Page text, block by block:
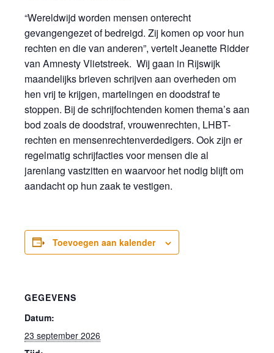
“Wereldwijd worden mensen onterecht
gevangengezet of bedreigd. Zij komen op voor hun
rechten en die van anderen”, vertelt Jeanette Ridder
van Amnesty Vlietstreek. Wij gaan in Rijswijk
maandelijks brieven schrijven aan overheden om
hen vrij te krijgen, martelingen en doodstraf te
stoppen. Bij de schrijfochtenden komen thema’s aan
bod zoals de doodstraf, vrouwenrechten, LHBT-
rechten en mensenrechtenverdedigers. Ook zijn er
regelmatig schrijfacties voor mensen die al
jarenlang vastzitten en waarvoor het nodig blijft om
aandacht op hun zaak te vestigen.
Toevoegen aan kalender
GEGEVENS
Datum:
23 september 2026